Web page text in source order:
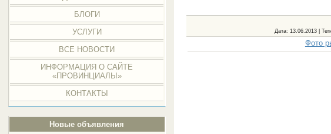
БЛОГИ
УСЛУГИ
ВСЕ НОВОСТИ
ИНФОРМАЦИЯ О САЙТЕ
«ПРОВИНЦИАЛЫ»
КОНТАКТЫ
Новые объявления
Дата: 13.06.2013 |
Фото